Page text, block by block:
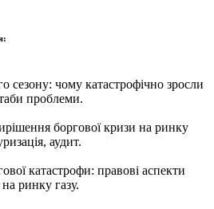
сезону: чому катастрофічно зросли
проблеми.
боргової кризи на ринку
аудит.
катастрофи: правові аспекти
ринку газу.